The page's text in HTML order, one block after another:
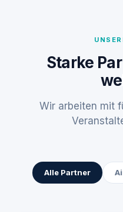
Starke
Wir arbeiten mit
Alle Partner